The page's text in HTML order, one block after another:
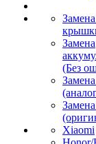
Замена
(Без
Xiaomi